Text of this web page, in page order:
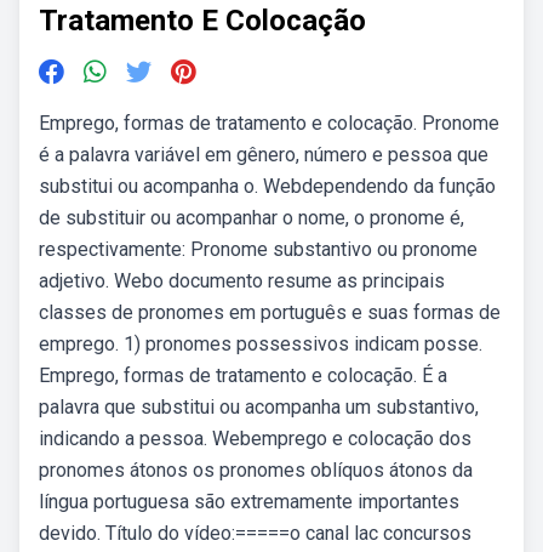
Tratamento E Colocação
Emprego, formas de tratamento e colocação. Pronome
é a palavra variável em gênero, número e pessoa que
substitui ou acompanha o. Webdependendo da função
de substituir ou acompanhar o nome, o pronome é,
respectivamente: Pronome substantivo ou pronome
adjetivo. Webo documento resume as principais
classes de pronomes em português e suas formas de
emprego. 1) pronomes possessivos indicam posse.
Emprego, formas de tratamento e colocação. É a
palavra que substitui ou acompanha um substantivo,
indicando a pessoa. Webemprego e colocação dos
pronomes átonos os pronomes oblíquos átonos da
língua portuguesa são extremamente importantes
devido. Título do vídeo:=====o canal lac concursos